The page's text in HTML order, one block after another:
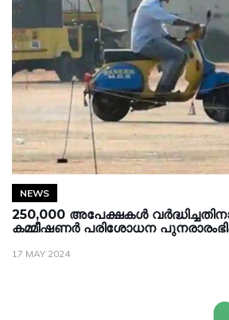
NEWS
250,000 അപേക്ഷകൾ
കമ്മീഷണർ പരിശോധന
17 MAY 2024